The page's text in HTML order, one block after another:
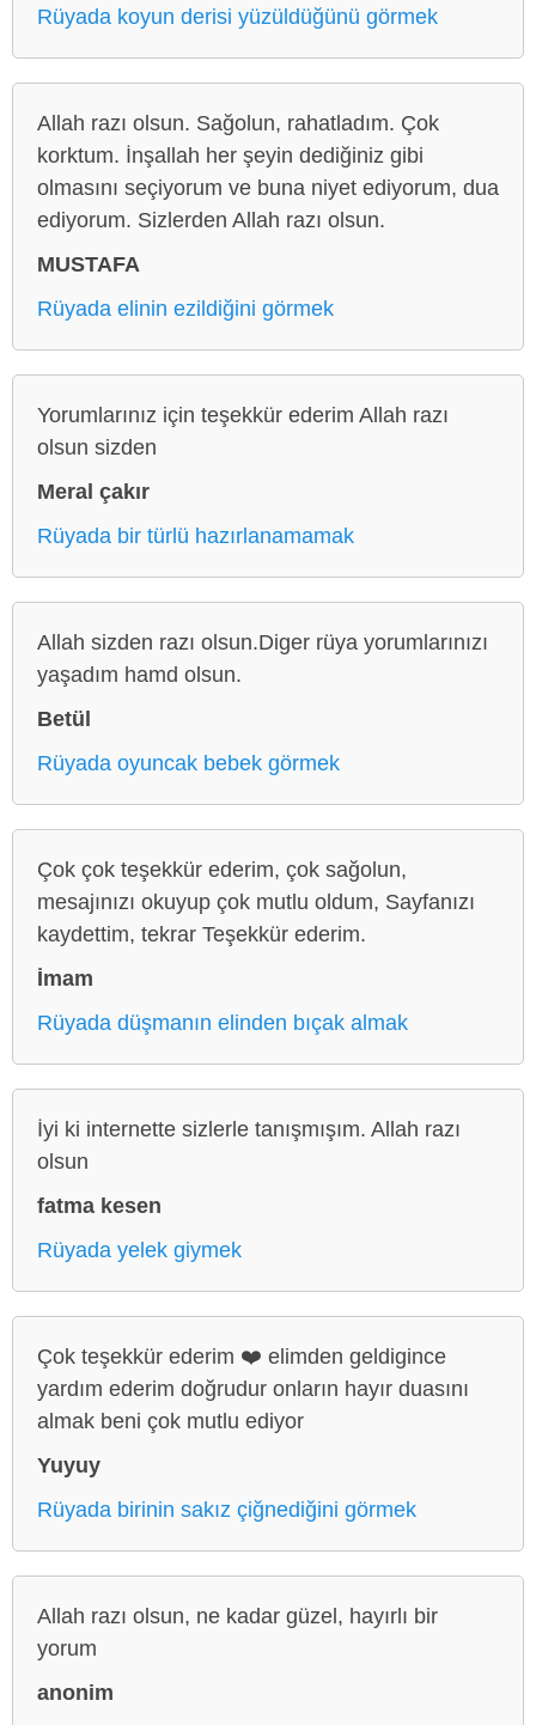
Rüyada koyun derisi yüzüldüğünü görmek
Allah razı olsun. Sağolun, rahatladım. Çok
korktum. İnşallah her şeyin dediğiniz gibi
olmasını seçiyorum ve buna niyet ediyorum, dua
ediyorum. Sizlerden Allah razı olsun.
MUSTAFA
Rüyada elinin ezildiğini görmek
Yorumlarınız için teşekkür ederim Allah razı
olsun sizden
Meral çakır
Rüyada bir türlü hazırlanamamak
Allah sizden razı olsun.Diger rüya yorumlarınızı
yaşadım hamd olsun.
Betül
Rüyada oyuncak bebek görmek
Çok çok teşekkür ederim, çok sağolun,
mesajınızı okuyup çok mutlu oldum, Sayfanızı
kaydettim, tekrar Teşekkür ederim.
İmam
Rüyada düşmanın elinden bıçak almak
İyi ki internette sizlerle tanışmışım. Allah razı
olsun
fatma kesen
Rüyada yelek giymek
Çok teşekkür ederim ❤️ elimden geldigince
yardım ederim doğrudur onların hayır duasını
almak beni çok mutlu ediyor
Yuyuy
Rüyada birinin sakız çiğnediğini görmek
Allah razı olsun, ne kadar güzel, hayırlı bir
yorum
anonim